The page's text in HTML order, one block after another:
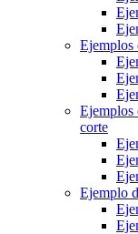
Ejemplos
Ejemplos
corte
Ejemplo